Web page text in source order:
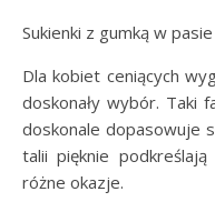
Sukienki z gumką w
Dla kobiet ceniących
doskonały wybór. Taki
doskonale dopasowuje
talii pięknie
różne okazje.